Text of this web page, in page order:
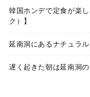
韓国ホンデで定食が楽
ク）】
延南洞にあるナチュラ
遅く起きた朝は延南洞